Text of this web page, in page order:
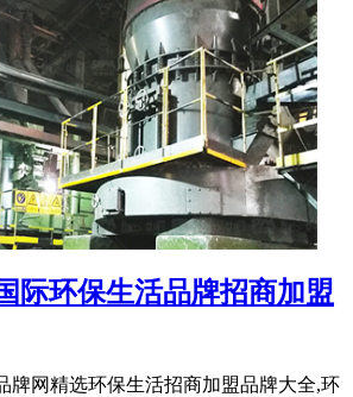
际环保生活品牌招商加盟
牌网精选环保生活招商加盟品牌大全,环